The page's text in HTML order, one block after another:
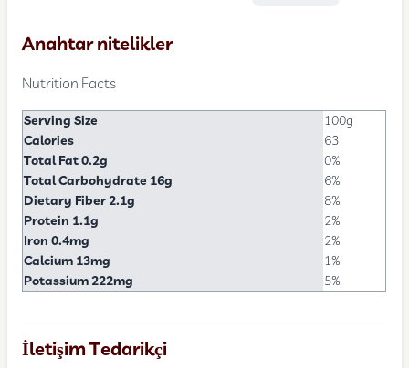
Anahtar nitelikler
Nutrition Facts
Serving Size
100g
Calories
63
Total Fat 0.2g
0%
Total Carbohydrate 16g
6%
Dietary Fiber 2.1g
8%
Protein 1.1g
2%
Iron 0.4mg
2%
Calcium 13mg
1%
Potassium 222mg
5%
İletişim Tedarikçi